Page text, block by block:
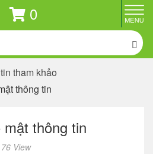
0
tham khảo
thông tin
thông tin
76 View